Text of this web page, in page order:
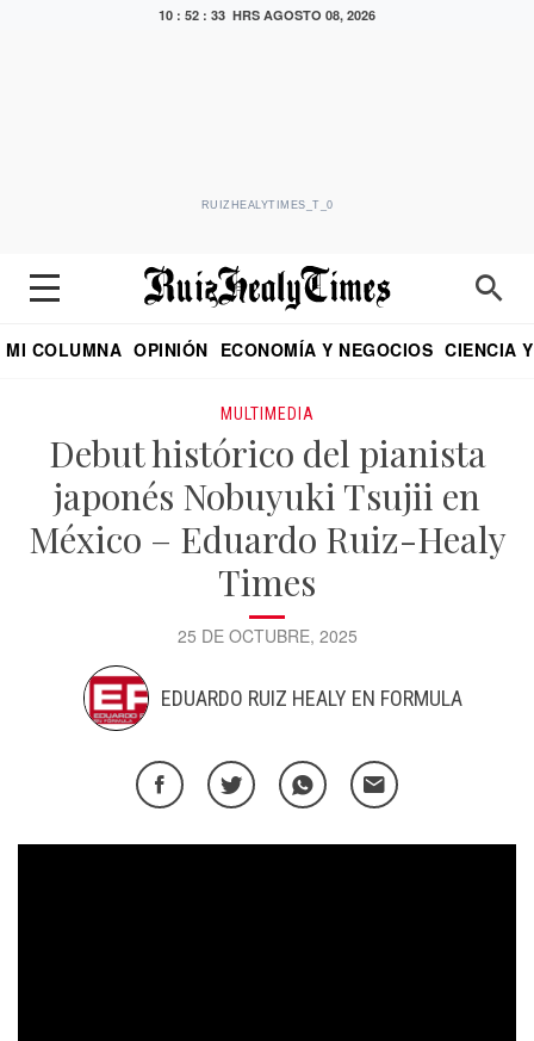
10 : 52 : 33 HRS AGOSTO 08, 2026
RUIZHEALYTIMES_T_0
MI COLUMNA OPINIÓN ECONOMÍA Y NEGOCIOS CIENCIA
MULTIMEDIA
Debut histórico del pianista
japonés Nobuyuki Tsujii en
México – Eduardo Ruiz-Healy
Times
25 DE OCTUBRE, 2025
EDUARDO RUIZ HEALY EN FORMULA